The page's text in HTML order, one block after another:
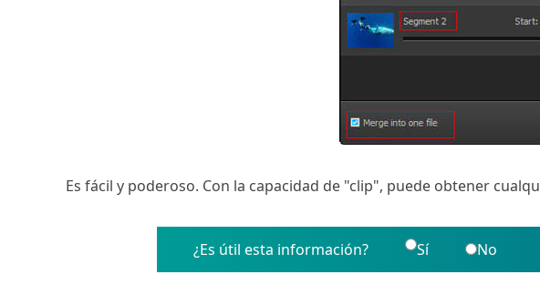
Es fácil y poderoso. Con la capacidad de "clip", puede obtener
¿Es útil esta información? Sí No